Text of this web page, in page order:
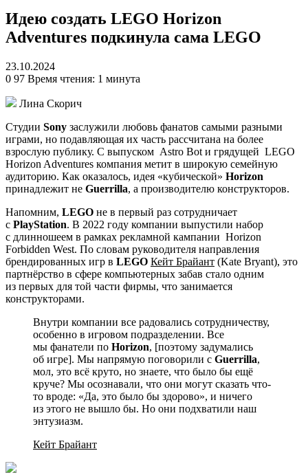
Идею создать LEGO Horizon
Adventures подкинула сама LEGO
23.10.2024
0 97 Время чтения: 1 минута
Лина Скорич
Студии Sony заслужили любовь фанатов самыми разными
играми, но подавляющая их часть рассчитана на более
взрослую публику. С выпуском Astro Bot и грядущей LEGO
Horizon Adventures компания метит в широкую семейную
аудиторию. Как оказалось, идея «кубической» Horizon
принадлежит не Guerrilla, а производителю конструкторов.
Напомним, LEGO не в первый раз сотрудничает
с PlayStation. В 2022 году компании выпустили набор
с длинношеем в рамках рекламной кампании Horizon
Forbidden West. По словам руководителя направления
брендированных игр в LEGO Кейт Брайант (Kate Bryant), это
партнёрство в сфере компьютерных забав стало одним
из первых для той части фирмы, что занимается
конструкторами.
Внутри компании все радовались сотрудничеству,
особенно в игровом подразделении. Все
мы фанатели по Horizon, [поэтому задумались
об игре]. Мы напрямую поговорили с Guerrilla,
мол, это всё круто, но знаете, что было бы ещё
круче? Мы осознавали, что они могут сказать что-
то вроде: «Да, это было бы здорово», и ничего
из этого не вышло бы. Но они подхватили наш
энтузиазм.
Кейт Брайант